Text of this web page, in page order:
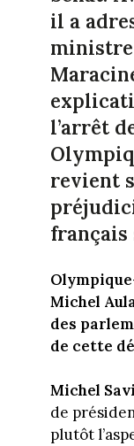
il a
ministre
l’arrêt
revient
français
Michel
des
de cette
Michel
de
plutôt